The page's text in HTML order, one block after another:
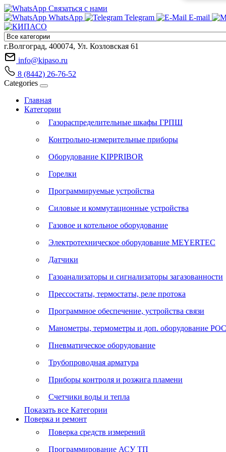
Связаться с нами
WhatsApp
Telegram E-mail
г.Волгоград, 400074, Ул. Козловская 61
info@kipaso.ru
8 (8442) 26-76-52
Categories
Главная
Категории
Газораспределительные шкафы ГРПШ
Контрольно-измерительные приборы
Оборудование KIPPRIBOR
Горелки
Программируемые устройства
Силовые и коммутационные устройства
Газовое и котельное оборудование
Электротехническое оборудование MEYERTEC
Датчики
Газоанализаторы и сигнализаторы загазованности
Прессостаты, термостаты, реле протока
Программное обеспечение, устройства связи
Манометры, термометры и доп. оборудование
Пневматическое оборудование
Трубопроводная арматура
Приборы контроля и розжига пламени
Счетчики воды и тепла
Показать все Категории
Поверка и ремонт
Поверка средств измерений
Программирование АСУ ТП